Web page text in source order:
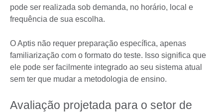
pode ser realizada sob demanda, no horário, local e
frequência de sua escolha.
O Aptis não requer preparação específica, apenas
familiarização com o formato do teste. Isso significa que
ele pode ser facilmente integrado ao seu sistema atual
sem ter que mudar a metodologia de ensino.
Avaliação projetada para o setor de